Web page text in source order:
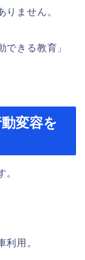
りません。
できる教育」
変容を
。
利用。